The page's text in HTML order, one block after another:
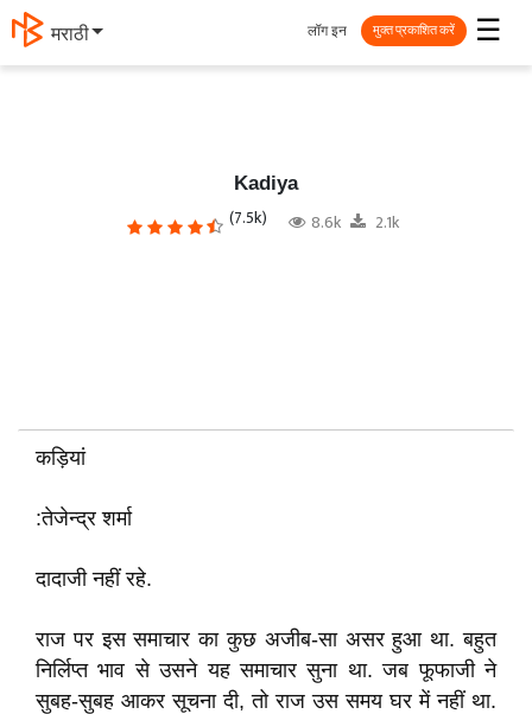
தமிழ் ☰
लॉग इन मुक्त प्रकाशित करें
Kadiya
(7.5k) 8.6k 2.1k
कड़ियां
:तेजेन्द्र शर्मा
दादाजी नहीं रहे.
राज पर इस समाचार का कुछ अजीब-सा असर हुआ था. बहुत
निर्लिप्त भाव से उसने यह समाचार सुना था. जब फूफाजी ने
सुबह-सुबह आकर सूचना दी, तो राज उस समय घर में नहीं था.